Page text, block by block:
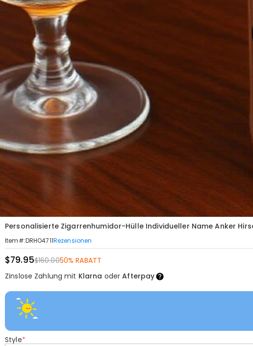
Personalisierte Zigarrenhumidor-Hülle Individueller Name Anker
Item#:DRHO4711Rezensionen
$79.95$160.0050% RABATT
Zinslose Zahlung mit Klarna oderAfterpay
Style*